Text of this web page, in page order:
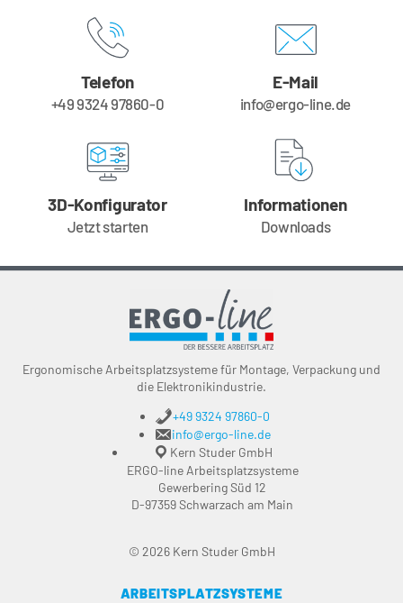
Telefon
+49 9324 97860-0
E-Mail
info@ergo-line.de
3D-Konfigurator
Jetzt starten
Informationen
Downloads
Ergonomische Arbeitsplatzsysteme für Montage, Verpackung und
die Elektronikindustrie.
+49 9324 97860-0
info@ergo-line.de
Kern Studer GmbH
ERGO-line Arbeitsplatzsysteme
Gewerbering Süd 12
D-97359 Schwarzach am Main
© 2026 Kern Studer GmbH
ARBEITSPLATZSYSTEME